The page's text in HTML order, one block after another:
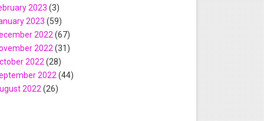
2023 (3)
2023 (59)
2022 (67)
2022 (31)
2022 (28)
2022 (44)
2022 (26)